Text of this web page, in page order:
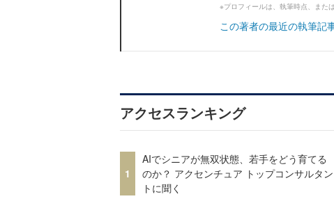
※プロフィールは、執筆時点、また
この著者の最近の執筆記
アクセスランキング
1
AIでシニアが無双状態、若手をどう育てる
のか？ アクセンチュア トップコンサルタン
トに聞く